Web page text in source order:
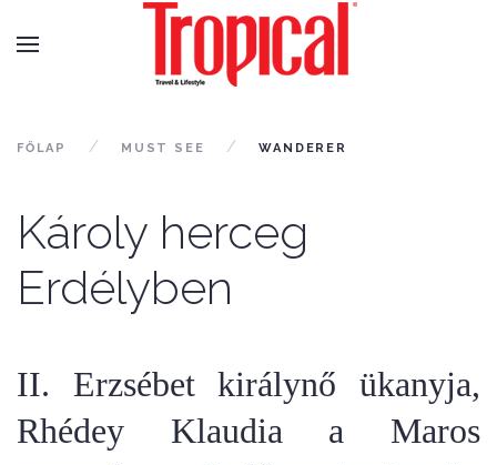
FŐLAP MUST SEE WANDERER
Károly herceg
Erdélyben
II. Erzsébet királynő ükanyja,
Rhédey Klaudia a Maros